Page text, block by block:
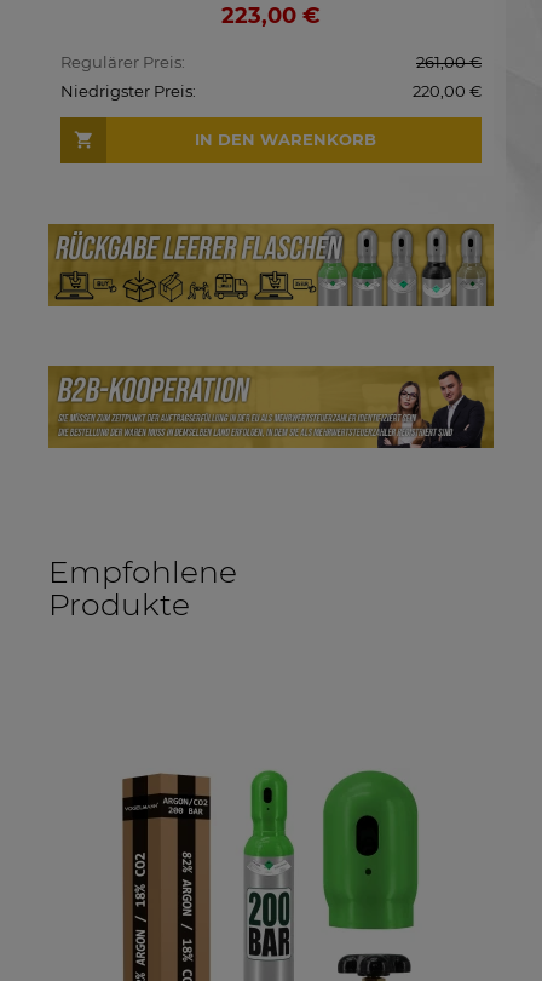
223,00 €
Regulärer Preis:
261,00 €
Niedrigster Preis:
220,00 €
IN DEN WARENKORB
Empfohlene
Produkte